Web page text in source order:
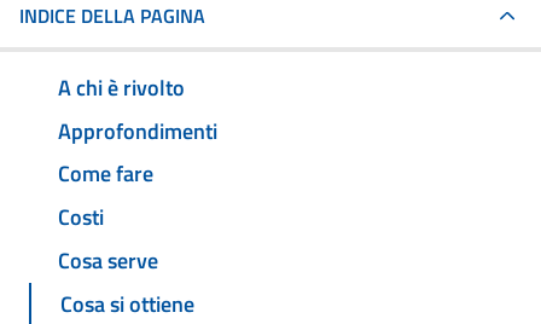
INDICE DELLA PAGINA
A chi è rivolto
Approfondimenti
Come fare
Costi
Cosa serve
Cosa si ottiene